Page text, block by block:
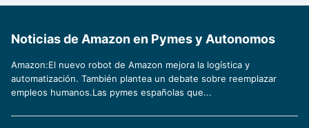
Noticias de Amazon en Pymes y Autonomos
Amazon:El nuevo robot de Amazon mejora la logística y
automatización. También plantea un debate sobre reemplazar
empleos humanos.Las pymes españolas que...